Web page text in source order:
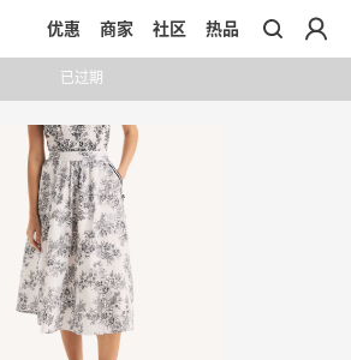
优惠 商家 社区 热品
已过期